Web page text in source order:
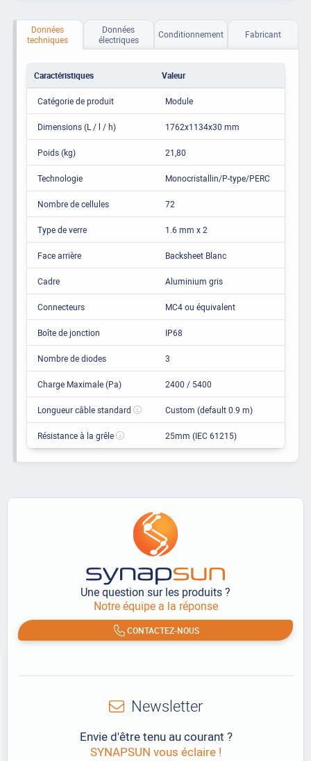
Données
techniques
Données
électriques
Conditionnement Fabricant
Caractéristiques Valeur
Catégorie de produit Module
Dimensions (L / l / h) 1762x1134x30 mm
Poids (kg) 21,80
Technologie Monocristallin/P-type/PERC
Nombre de cellules 72
Type de verre 1.6 mm x 2
Face arrière Backsheet Blanc
Cadre Aluminium gris
Connecteurs MC4 ou équivalent
Boîte de jonction IP68
Nombre de diodes 3
Charge Maximale (Pa) 2400 / 5400
Longueur câble standard Custom (default 0.9 m)
Résistance à la grêle 25mm (IEC 61215)
Une question sur les produits ?
Notre équipe a la réponse
CONTACTEZ-NOUS
Newsletter
Envie d'être tenu au courant ?
SYNAPSUN vous éclaire !